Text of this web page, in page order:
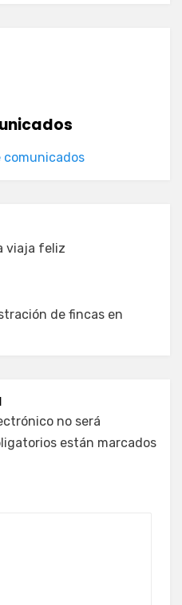
comunicados
viaja feliz
de fincas en
no será
están marcados